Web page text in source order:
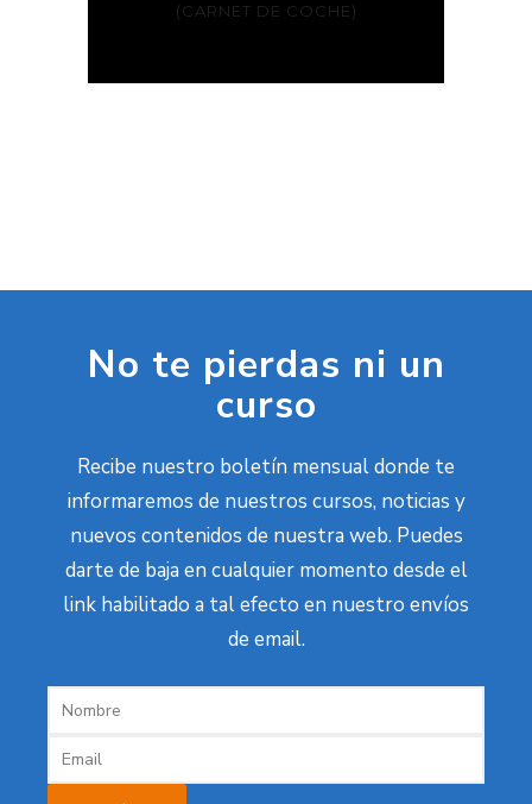
(CARNET DE COCHE)
No te pierdas ni un
curso
Recibe nuestro boletín mensual donde te
informaremos de nuestros cursos, noticias y
nuevos contenidos de nuestra web. Puedes
darte de baja en cualquier momento desde el
link habilitado a tal efecto en nuestro envíos
de email.